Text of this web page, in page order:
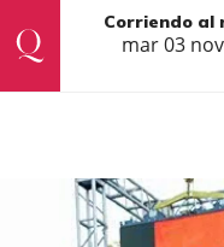
Corriendo al
mar 03